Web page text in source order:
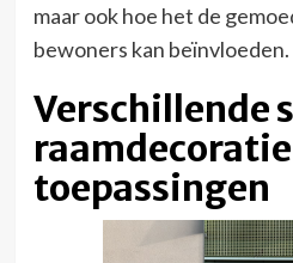
maar ook hoe het de
bewoners kan beïnvloeden.
Verschillende
toepassingen